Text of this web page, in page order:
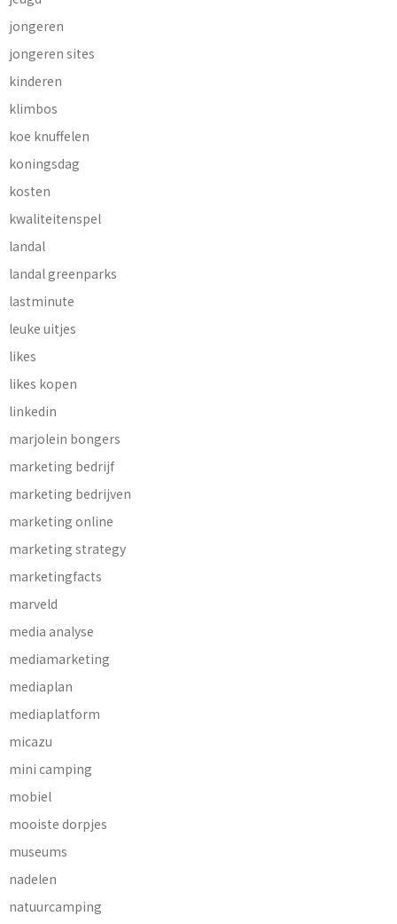
jongeren
jongeren sites
kinderen
klimbos
koe knuffelen
koningsdag
kosten
kwaliteitenspel
landal
landal greenparks
lastminute
leuke uitjes
likes
likes kopen
linkedin
marjolein bongers
marketing bedrijf
marketing bedrijven
marketing online
marketing strategy
marketingfacts
marveld
media analyse
mediamarketing
mediaplan
mediaplatform
micazu
mini camping
mobiel
mooiste dorpjes
museums
nadelen
natuurcamping